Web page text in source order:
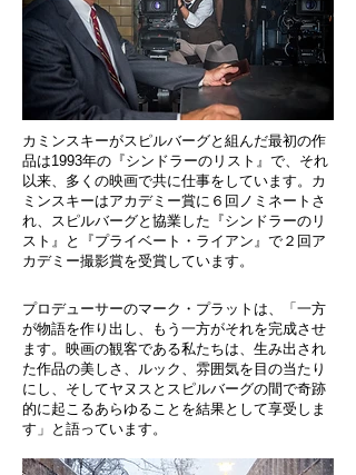
カミンスキーがスピルバーグと組んだ最初の作
品は1993年の『シンドラーのリスト』で、それ
以来、多くの映画で共に仕事をしています。カ
ミンスキーはアカデミー賞に６回ノミネートさ
れ、スピルバーグと協業した『シンドラーのリ
スト』と『プライベート・ライアン』で２回ア
カデミー撮影賞を受賞しています。
プロデューサーのマーク・プラットは、「一方
が物語を作り出し、もう一方がそれを完成させ
ます。映画の観客である私たちは、生み出され
た作品の美しさ、ルック、雰囲気を目の当たり
にし、そしてヤヌスとスピルバーグの間で奇跡
的に起こるあらゆることを結果として享受しま
す」と語っています。